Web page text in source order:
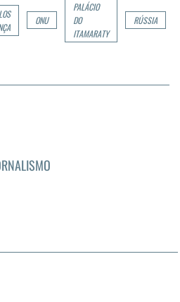
ONU
PALÁCIO
DO
ITAMARATY
RÚSSIA